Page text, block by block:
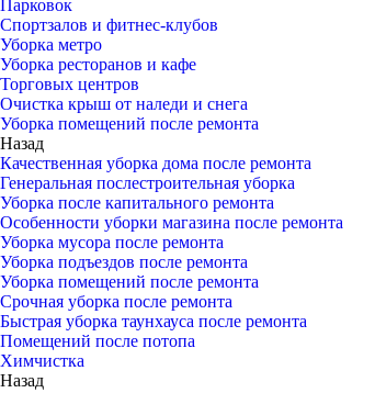
Парковок
Спортзалов и фитнес-клубов
Уборка метро
Уборка ресторанов и кафе
Торговых центров
Очистка крыш от наледи и снега
Уборка помещений после ремонта
Назад
Качественная уборка дома после ремонта
Генеральная послестроительная уборка
Уборка после капитального ремонта
Особенности уборки магазина после ремонта
Уборка мусора после ремонта
Уборка подъездов после ремонта
Уборка помещений после ремонта
Срочная уборка после ремонта
Быстрая уборка таунхауса после ремонта
Помещений после потопа
Химчистка
Назад